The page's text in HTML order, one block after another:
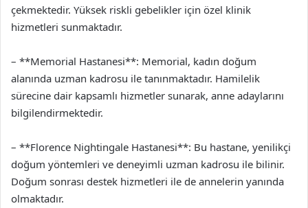
çekmektedir. Yüksek riskli gebelikler için özel klinik
hizmetleri sunmaktadır.
– **Memorial Hastanesi**: Memorial, kadın doğum
alanında uzman kadrosu ile tanınmaktadır. Hamilelik
sürecine dair kapsamlı hizmetler sunarak, anne adaylarını
bilgilendirmektedir.
– **Florence Nightingale Hastanesi**: Bu hastane, yenilikçi
doğum yöntemleri ve deneyimli uzman kadrosu ile bilinir.
Doğum sonrası destek hizmetleri ile de annelerin yanında
olmaktadır.